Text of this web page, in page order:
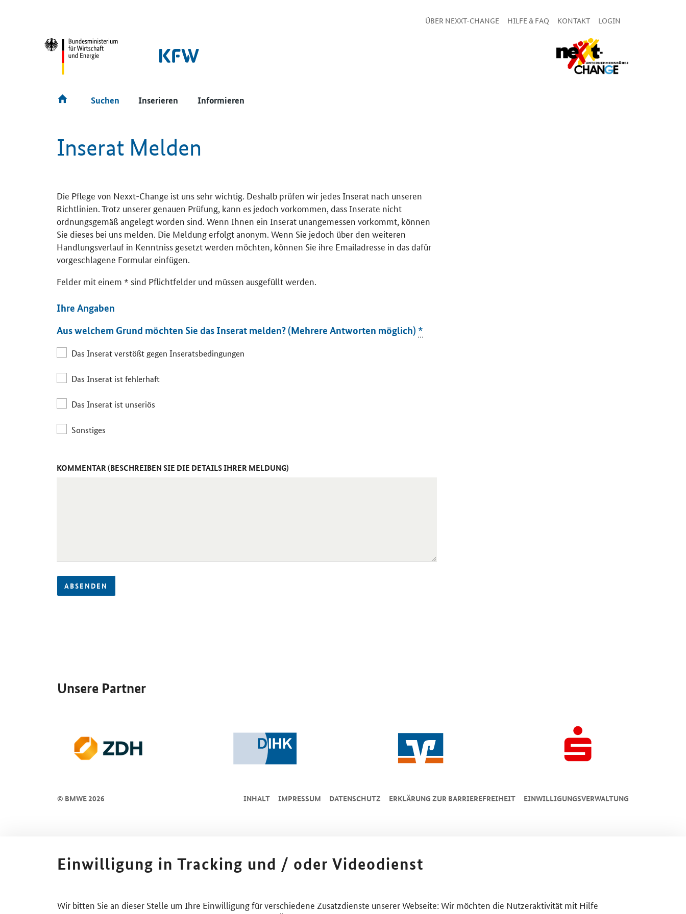
ÜBER NEXXT-CHANGE HILFE & FAQ KONTAKT LOGIN
Suchen Inserieren Informieren
Inserat Melden
Die Pflege von Nexxt-Change ist uns sehr wichtig. Deshalb prüfen wir jedes Inserat nach unseren
Richtlinien. Trotz unserer genauen Prüfung, kann es jedoch vorkommen, dass Inserate nicht
ordnungsgemäß angelegt worden sind. Wenn Ihnen ein Inserat unangemessen vorkommt, können
Sie dieses bei uns melden. Die Meldung erfolgt anonym. Wenn Sie jedoch über den weiteren
Handlungsverlauf in Kenntniss gesetzt werden möchten, können Sie ihre Emailadresse in das dafür
vorgeschlagene Formular einfügen.
Felder mit einem * sind Pflichtfelder und müssen ausgefüllt werden.
Ihre Angaben
Aus welchem Grund möchten Sie das Inserat melden? (Mehrere Antworten möglich) *
Das Inserat verstößt gegen Inseratsbedingungen
Das Inserat ist fehlerhaft
Das Inserat ist unseriös
Sonstiges
KOMMENTAR (BESCHREIBEN SIE DIE DETAILS IHRER MELDUNG)
ABSENDEN
Unsere Partner
© BMWE 2026 INHALT IMPRESSUM DA­TEN­SCHUTZ ERKLÄRUNG ZUR BARRIEREFREIHEIT EINWILLIGUNGSVERWALTUNG
Einwilligung in Tracking und / oder Videodienst
Wir bitten Sie an dieser Stelle um Ihre Einwilligung für verschiedene Zusatzdienste unserer Webseite: Wir möchten die Nutzeraktivität mit Hilfe